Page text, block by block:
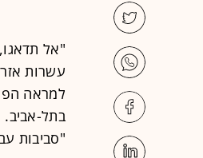
"אל
עשרות
למראה
בתל-
"סביבות